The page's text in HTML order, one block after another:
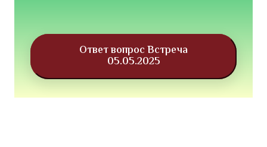
Ответ вопрос Встреча
05.05.2025